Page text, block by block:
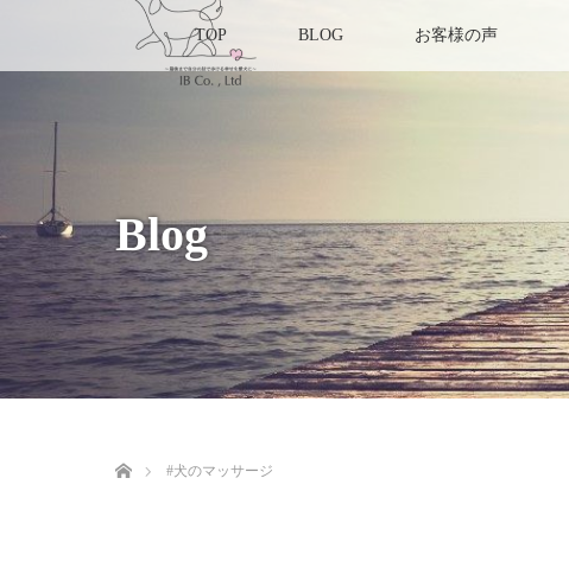
TOP BLOG お客様の声
Blog
#犬のマッサージ